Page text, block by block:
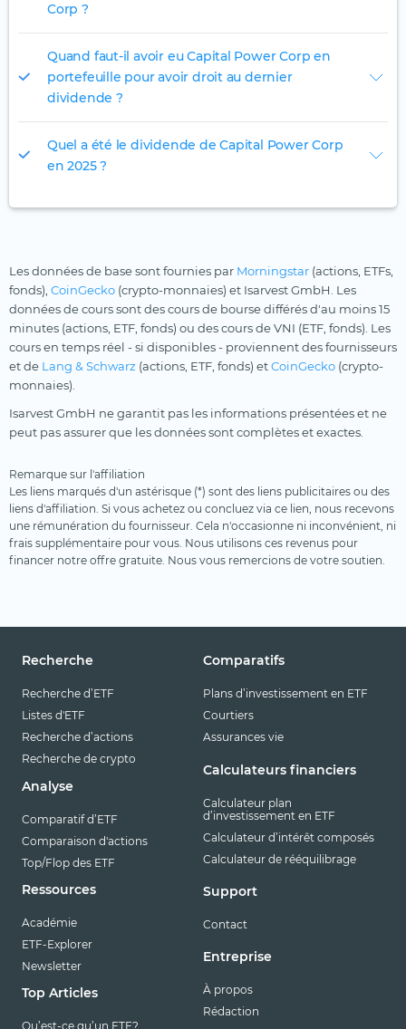
Corp ?
Quand faut-il avoir eu Capital Power Corp en
portefeuille pour avoir droit au dernier
dividende ?
Quel a été le dividende de Capital Power Corp
en 2025 ?
Les données de base sont fournies par Morningstar (actions, ETFs,
fonds), CoinGecko (crypto-monnaies) et Isarvest GmbH. Les
données de cours sont des cours de bourse différés d'au moins 15
minutes (actions, ETF, fonds) ou des cours de VNI (ETF, fonds). Les
cours en temps réel - si disponibles - proviennent des fournisseurs
et de Lang & Schwarz (actions, ETF, fonds) etCoinGecko (crypto-
monnaies).
Isarvest GmbH ne garantit pas les informations présentées et ne
peut pas assurer que les données sont complètes et exactes.
Remarque sur l'affiliation
Les liens marqués d'un astérisque (*) sont des liens publicitaires ou des
liens d'affiliation. Si vous achetez ou concluez via ce lien, nous recevons
une rémunération du fournisseur. Cela n'occasionne ni inconvénient, ni
frais supplémentaire pour vous. Nous utilisons ces revenus pour
financer notre offre gratuite. Nous vous remercions de votre soutien.
Recherche
Recherche d’ETF
Listes d'ETF
Recherche d’actions
Recherche de crypto
Analyse
Comparatif d’ETF
Comparaison d'actions
Top/Flop des ETF
Ressources
Académie
ETF-Explorer
Newsletter
Top Articles
Qu’est-ce qu’un ETF?
Comparatifs
Plans d’investissement en ETF
Courtiers
Assurances vie
Calculateurs financiers
Calculateur plan
d’investissement en ETF
Calculateur d’intérêt composés
Calculateur de rééquilibrage
Support
Contact
Entreprise
À propos
Rédaction